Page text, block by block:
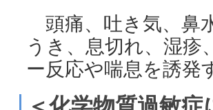
頭痛、吐き気、鼻
うき、息切れ、湿
ー反応や喘息を誘発